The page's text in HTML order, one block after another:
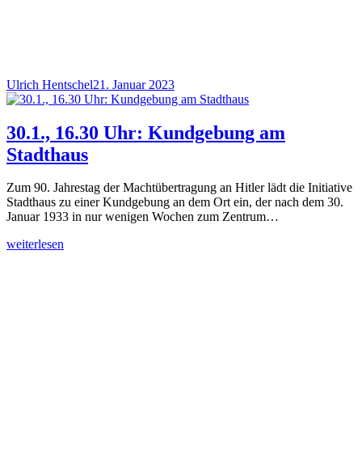
Ulrich Hentschel21. Januar 2023
30.1., 16.30 Uhr: Kundgebung am
Stadthaus
Zum 90. Jahrestag der Machtübertragung an Hitler lädt die Initiative
Stadthaus zu einer Kundgebung an dem Ort ein, der nach dem 30.
Januar 1933 in nur wenigen Wochen zum Zentrum…
weiterlesen